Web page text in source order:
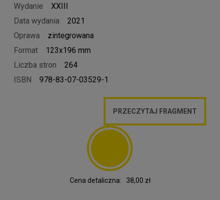
Wydanie
XXIII
Data wydania
2021
Oprawa
zintegrowana
Format
123x196 mm
Liczba stron
264
ISBN
978-83-07-03529-1
PRZECZYTAJ FRAGMENT
Cena detaliczna: 38,00 zł